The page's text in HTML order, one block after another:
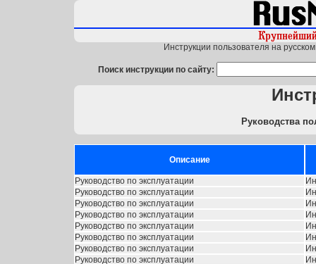
Инструкции пользователя на
Поиск инструкции по сайту:
Руководства
Описание
Руководство по эксплуатации
Руководство по эксплуатации
Руководство по эксплуатации
Руководство по эксплуатации
Руководство по эксплуатации
Руководство по эксплуатации
Руководство по эксплуатации
Руководство по эксплуатации